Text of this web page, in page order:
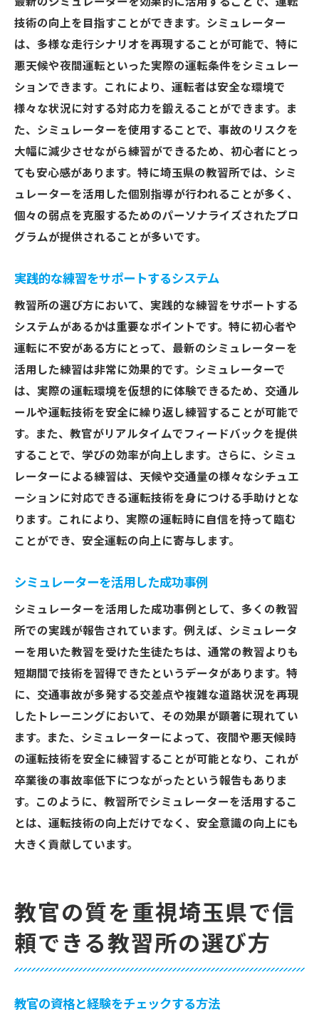
技術の向上を目指すことができます。シミュレーター
は、多様な走行シナリオを再現することが可能で、特に
悪天候や夜間運転といった実際の運転条件をシミュレー
ションできます。これにより、運転者は安全な環境で
様々な状況に対する対応力を鍛えることができます。ま
た、シミュレーターを使用することで、事故のリスクを
大幅に減少させながら練習ができるため、初心者にとっ
ても安心感があります。特に埼玉県の教習所では、シミ
ュレーターを活用した個別指導が行われることが多く、
個々の弱点を克服するためのパーソナライズされたプロ
グラムが提供されることが多いです。
実践的な練習をサポートするシステム
教習所の選び方において、実践的な練習をサポートする
システムがあるかは重要なポイントです。特に初心者や
運転に不安がある方にとって、最新のシミュレーターを
活用した練習は非常に効果的です。シミュレーターで
は、実際の運転環境を仮想的に体験できるため、交通ル
ールや運転技術を安全に繰り返し練習することが可能で
す。また、教官がリアルタイムでフィードバックを提供
することで、学びの効率が向上します。さらに、シミュ
レーターによる練習は、天候や交通量の様々なシチュエ
ーションに対応できる運転技術を身につける手助けとな
ります。これにより、実際の運転時に自信を持って臨む
ことができ、安全運転の向上に寄与します。
シミュレーターを活用した成功事例
シミュレーターを活用した成功事例として、多くの教習
所での実践が報告されています。例えば、シミュレータ
ーを用いた教習を受けた生徒たちは、通常の教習よりも
短期間で技術を習得できたというデータがあります。特
に、交通事故が多発する交差点や複雑な道路状況を再現
したトレーニングにおいて、その効果が顕著に現れてい
ます。また、シミュレーターによって、夜間や悪天候時
の運転技術を安全に練習することが可能となり、これが
卒業後の事故率低下につながったという報告もありま
す。このように、教習所でシミュレーターを活用するこ
とは、運転技術の向上だけでなく、安全意識の向上にも
大きく貢献しています。
教官の質を重視埼玉県で信
頼できる教習所の選び方
教官の資格と経験をチェックする方法